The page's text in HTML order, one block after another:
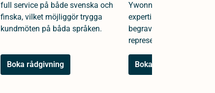
full service på både svenska och
finska, vilket möjliggör trygga
kundmöten på båda språken.
Boka rådgivning
Ywonne en djup och
expertis i rollerna som
begravningsrådgivare
representant.
Boka rådgivning